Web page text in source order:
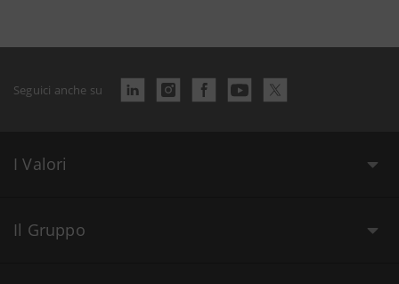
Seguici anche su
I Valori
Il Gruppo